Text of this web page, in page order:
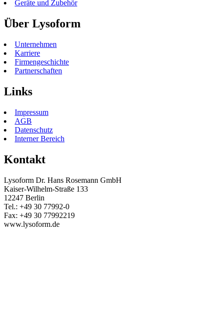
Geräte und Zubehör
Über Lysoform
Unternehmen
Karriere
Firmengeschichte
Partnerschaften
Links
Impressum
AGB
Datenschutz
Interner Bereich
Kontakt
Lysoform Dr. Hans Rosemann GmbH
Kaiser-Wilhelm-Straße 133
12247 Berlin
Tel.: +49 30 77992-0
Fax: +49 30 77992219
www.lysoform.de